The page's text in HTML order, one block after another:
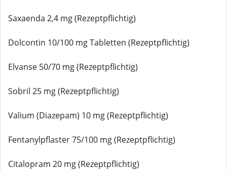
Saxaenda 2,4 mg (Rezeptpflichtig)
Dolcontin 10/100 mg Tabletten (Rezeptpflichtig)
Elvanse 50/70 mg (Rezeptpflichtig)
Sobril 25 mg (Rezeptpflichtig)
Valium (Diazepam) 10 mg (Rezeptpflichtig)
Fentanylpflaster 75/100 mg (Rezeptpflichtig)
Citalopram 20 mg (Rezeptpflichtig)